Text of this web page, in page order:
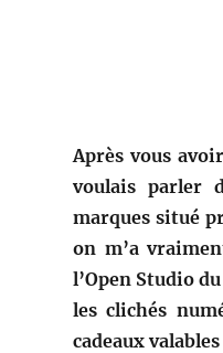
Après vous
voulais parler
marques situé
on m’a
l’Open Studio
les clichés
cadeaux